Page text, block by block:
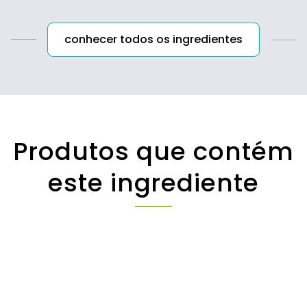
conhecer todos os ingredientes
Produtos que contém
este ingrediente